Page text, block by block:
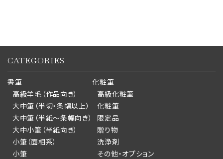
CATEGORIES
書筆
高級羊毛（作品向き）
大中筆（半切・条幅以上）
大中筆（半紙～条幅向き）
大中小筆（半紙向き）
小筆（面相系）
小筆
化粧筆
高級化粧筆
化粧筆
限定品
贈り物
洗浄剤
その他・オプション